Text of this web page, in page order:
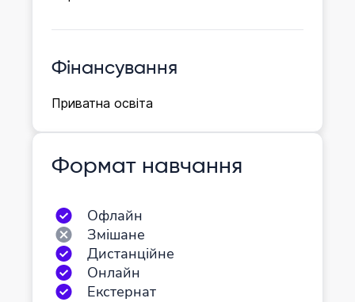
Фінансування
Приватна освіта
Формат навчання
Офлайн
Змішане
Дистанційне
Онлайн
Екстернат